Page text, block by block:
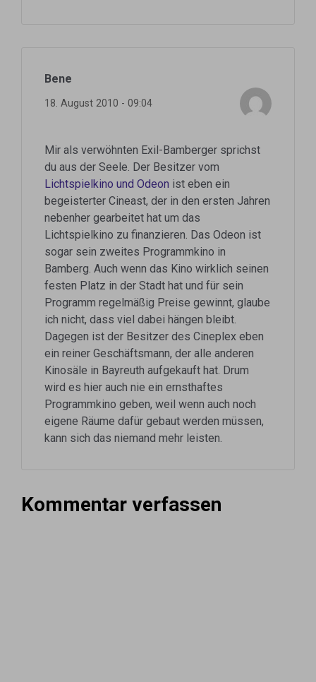
Bene
18. August 2010 - 09:04
Mir als verwöhnten Exil-Bamberger sprichst
du aus der Seele. Der Besitzer vom
Lichtspielkino und Odeon ist eben ein
begeisterter Cineast, der in den ersten Jahren
nebenher gearbeitet hat um das
Lichtspielkino zu finanzieren. Das Odeon ist
sogar sein zweites Programmkino in
Bamberg. Auch wenn das Kino wirklich seinen
festen Platz in der Stadt hat und für sein
Programm regelmäßig Preise gewinnt, glaube
ich nicht, dass viel dabei hängen bleibt.
Dagegen ist der Besitzer des Cineplex eben
ein reiner Geschäftsmann, der alle anderen
Kinosäle in Bayreuth aufgekauft hat. Drum
wird es hier auch nie ein ernsthaftes
Programmkino geben, weil wenn auch noch
eigene Räume dafür gebaut werden müssen,
kann sich das niemand mehr leisten.
Kommentar verfassen